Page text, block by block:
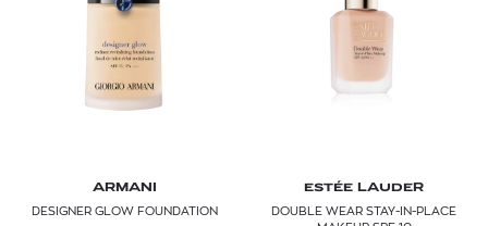
ARMANI
DESIGNER GLOW FOUNDATION
ESTÉE LAUDER
DOUBLE WEAR STAY-IN-PLACE